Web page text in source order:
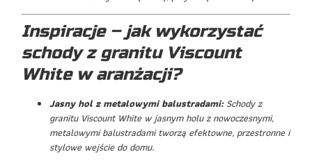
Inspiracje – jak wykorzystać
schody z granitu Viscount
White w aranżacji?
Jasny hol z metalowymi balustradami:Schody z
granitu Viscount White w jasnym holu z nowoczesnymi,
metalowymi balustradami tworzą efektowne, przestronne i
stylowe wejście do domu.